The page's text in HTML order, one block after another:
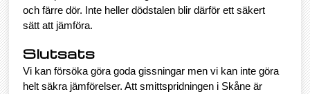
och färre dör. Inte heller dödstalen blir därför ett säkert
sätt att jämföra.
Slutsats
Vi kan försöka göra goda gissningar men vi kan inte göra
helt säkra jämförelser. Att smittspridningen i Skåne är